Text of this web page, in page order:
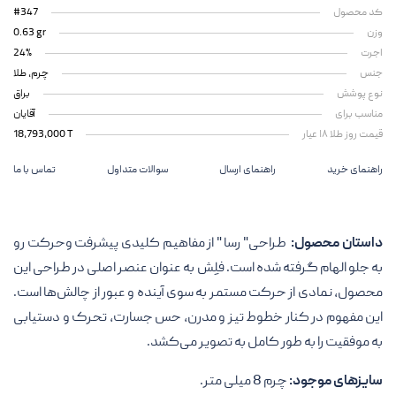
کد محصول
#347
وزن
0.63 gr
اجرت
24%
جنس
چرم، طلا
نوع پوشش
براق
مناسب برای
آقایان
قیمت روز طلا ۱۸ عیار
18,793,000 T
راهنمای خرید راهنمای ارسال سوالات متداول تماس با ما
داستان محصول: طراحی" رسا " از مفاهیم کلیدی پیشرفت وحرکت رو
به جلو الهام گرفته شده است. فلِش به عنوان عنصر اصلی در طراحی این
محصول، نمادی از حرکت مستمر به سوی آینده و عبور از چالش‌ها است.
این مفهوم در کنار خطوط تیز و مدرن، حس جسارت، تحرک و دستیابی
به موفقیت را به طور کامل به تصویر می‌کشد.
سایزهای موجود:چرم 8 میلی متر.